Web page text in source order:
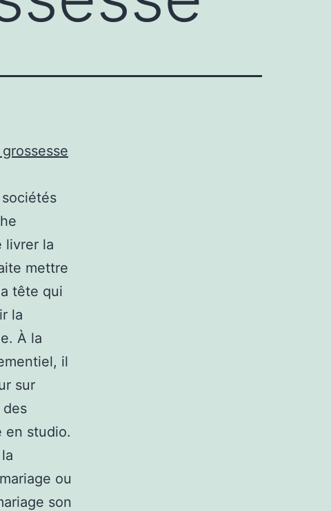
livrer la
mettre
tête qui
la
À la
il
sur
en studio.
ou
son